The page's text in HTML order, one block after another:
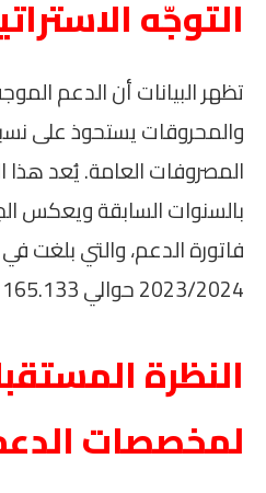
التوجّه
تظهر البيانات أن الدعم
المصروفات العامة. يُعد هذا
بالسنوات السابقة ويعكس
فاتورة الدعم، والتي بلغت
2023/2024 حوالي 165.133 مليار جنيه.
النظرة
لمخصصات